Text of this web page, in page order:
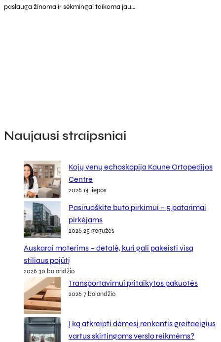
paslauga žinoma ir sėkmingai taikoma jau…
Naujausi straipsniai
Kojų venų echoskopija Kaune Ortopedijos
Centre
2026 14 liepos
Pasiruoškite buto pirkimui – 5 patarimai
pirkėjams
2026 25 gegužės
Auskarai moterims – detalė, kuri gali pakeisti visą
stiliaus pojūtį
2026 30 balandžio
Transportavimui pritaikytos pakuotės
2026 7 balandžio
Į ką atkreipti dėmesį renkantis greitaeigius
vartus skirtingoms verslo reikmėms?